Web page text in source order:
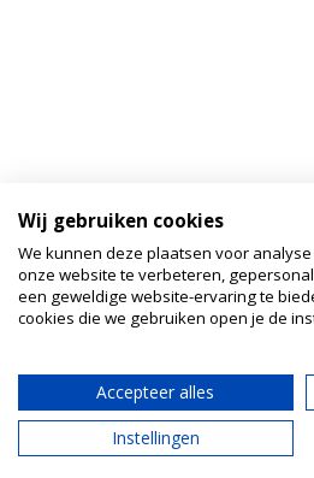
Wij gebruiken cookies
We kunnen deze plaatsen voor
onze website te verbeteren,
een geweldige website-ervaring te
cookies die we gebruiken open je de
Accepteer alles
Instellingen